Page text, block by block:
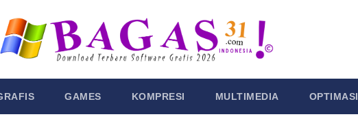
GAMES KOMPRESI MULTIMEDIA OPTIMASI